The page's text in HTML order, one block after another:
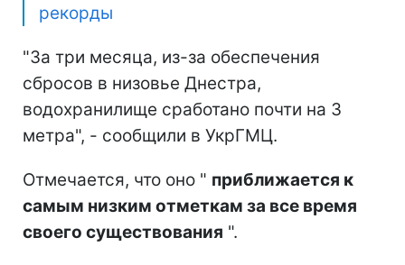
рекорды
"За три месяца, из-за обеспечения
сбросов в низовье Днестра,
водохранилище сработано почти на 3
метра", - сообщили в УкрГМЦ.
Отмечается, что оно " приближается к
самым низким отметкам за все время
своего существования ".